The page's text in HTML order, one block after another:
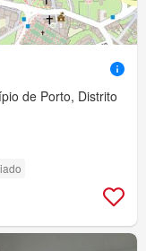
de Porto, Distrito